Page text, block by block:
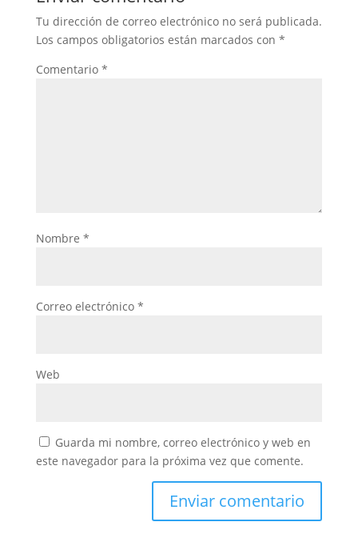
Tu dirección de correo electrónico no será publicada.
Los campos obligatorios están marcados con *
Comentario *
Nombre *
Correo electrónico *
Web
Guarda mi nombre, correo electrónico y web en
este navegador para la próxima vez que comente.